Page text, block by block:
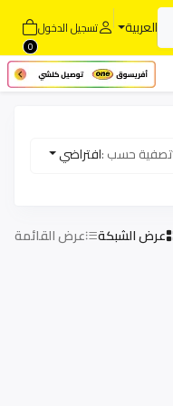
العربية تسجيل الدخول
0
تصفية حسب :افتراضي
عرض الشبكة عرض القائمة